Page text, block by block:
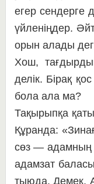
егер сен­дерге
үй­леніңдер.
орын алады
Хош,
делік. Бірақ
бола ала ма?
Тақырыпқа
Құранда:
сөз — адамның
адамзат
тыюда. Де­мек,